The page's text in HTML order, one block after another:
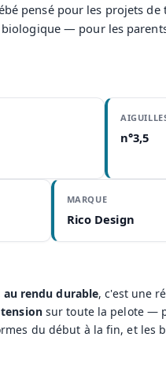
pensé pour les projets de
biologique — pour les
n°3,5
MARQUE
Rico Design
rendu durable, c'est une
sur toute la pelote —
du début à la fin, et les